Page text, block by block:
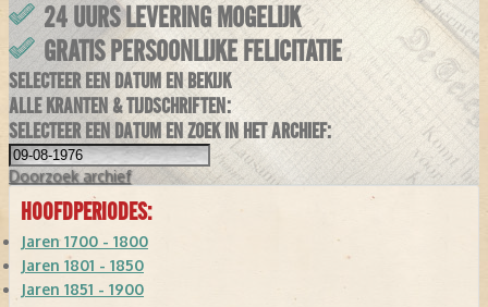
24 UURS LEVERING MOGELIJK
GRATIS PERSOONLIJKE FELICITATIE
SELECTEER EEN DATUM EN BEKIJK
ALLE KRANTEN & TIJDSCHRIFTEN:
SELECTEER EEN DATUM EN ZOEK IN HET ARCHIEF:
Doorzoek archief
HOOFDPERIODES:
Jaren 1700 - 1800
Jaren 1801 - 1850
Jaren 1851 - 1900